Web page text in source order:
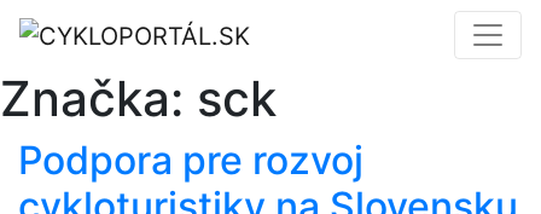
Značka: sck
Podpora pre rozvoj